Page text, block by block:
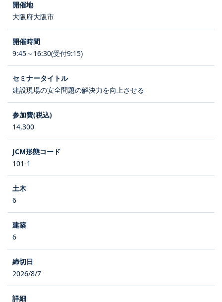
大阪府大阪市
9:45～16:30(受付9:15)
建設現場の安全問題の解決力を向上させる
14,300
101-1
6
6
2026/8/7